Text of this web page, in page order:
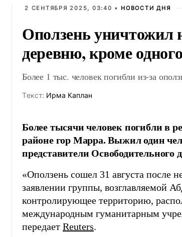
2 СЕНТЯБРЯ 2025, 03:40 • НОВОСТИ ДНЯ
Оползень уничтожил
деревню, кроме
Более 1 тыс. человек погибли из-за
Tекст: Ирма Каплан
Более тысячи человек погибли в
районе гор Марра. Выжил один
представители
«Оползень сошел 31 августа после
заявлении группы, возглавляемой
контролирующее территорию,
международным гуманитарным
передает Reuters.